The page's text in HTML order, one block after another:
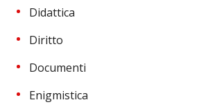
Didattica
Diritto
Documenti
Enigmistica